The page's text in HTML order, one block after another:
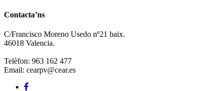
Contacta’ns
C/Francisco Moreno Usedo nº21 baix.
46018 Valencia.
Telèfon: 963 162 477
Email: cearpv@cear.es